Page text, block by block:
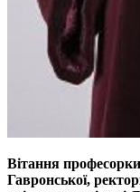
Вітання
Гавронської,